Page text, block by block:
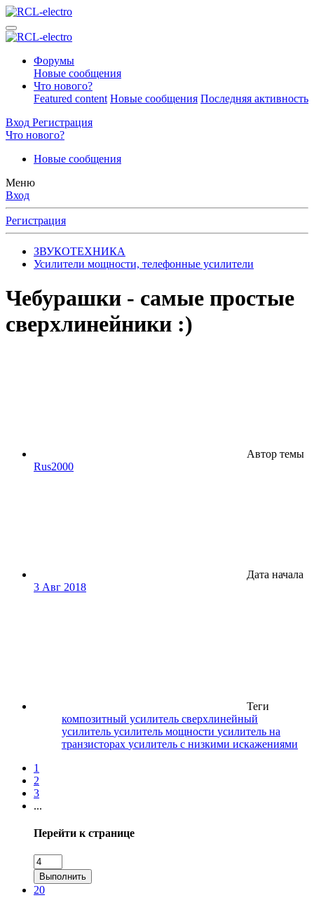
Форумы
Новые сообщения
Что нового?
Featured content Новые сообщения Последняя активность
Вход Регистрация
Что нового?
Новые сообщения
Меню
Вход
Регистрация
ЗВУКОТЕХНИКА
Усилители мощности, телефонные усилители
Чебурашки - самые простые
сверхлинейники :)
Автор темы
Rus2000
Дата начала
3 Авг 2018
Теги
композитный усилитель сверхлинейный
усилитель усилитель мощности усилитель на
транзисторах усилитель с низкими искажениями
1
2
3
...
Перейти к странице
Выполнить
20